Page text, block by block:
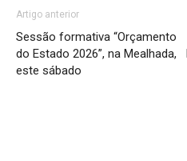
Artigo anterior
Sessão formativa “Orçamento
do Estado 2026”, na Mealhada,
este sábado